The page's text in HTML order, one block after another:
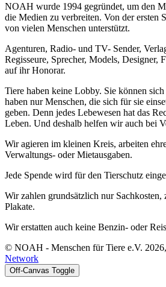
NOAH wurde 1994 gegründet, um den
die Medien zu verbreiten. Von der ersten
von vielen Menschen unterstützt.
Agenturen, Radio- und TV- Sender,
Regisseure, Sprecher, Models, Designer,
auf ihr Honorar.
Tiere haben keine Lobby. Sie können
haben nur Menschen, die sich für sie
geben. Denn jedes Lebewesen hat das
Leben. Und deshalb helfen wir auch bei
Wir agieren im kleinen Kreis, arbeiten
Verwaltungs- oder Mietausgaben.
Jede Spende wird für den Tierschutz
Wir zahlen grundsätzlich nur
Plakate.
Wir erstatten auch keine Benzin- oder
© NOAH - Menschen für Tiere e.V.
Network
Off-Canvas Toggle